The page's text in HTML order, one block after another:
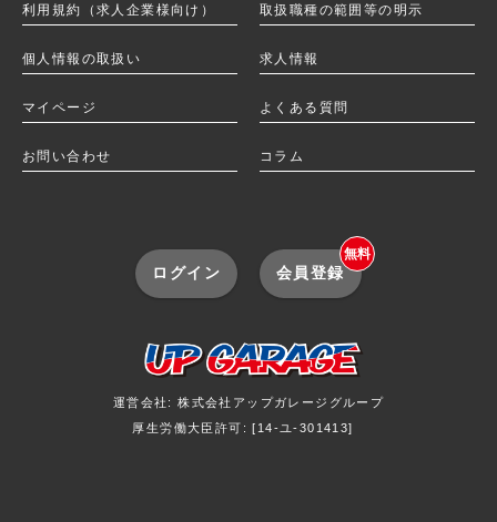
利用規約（求人企業様向け） 取扱職種の範囲等の明示
個人情報の取扱い 求人情報
マイページ よくある質問
お問い合わせ コラム
ログイン 会員登録
無料
運営会社: 株式会社アップガレージグループ
厚生労働大臣許可: [14-ユ-301413]